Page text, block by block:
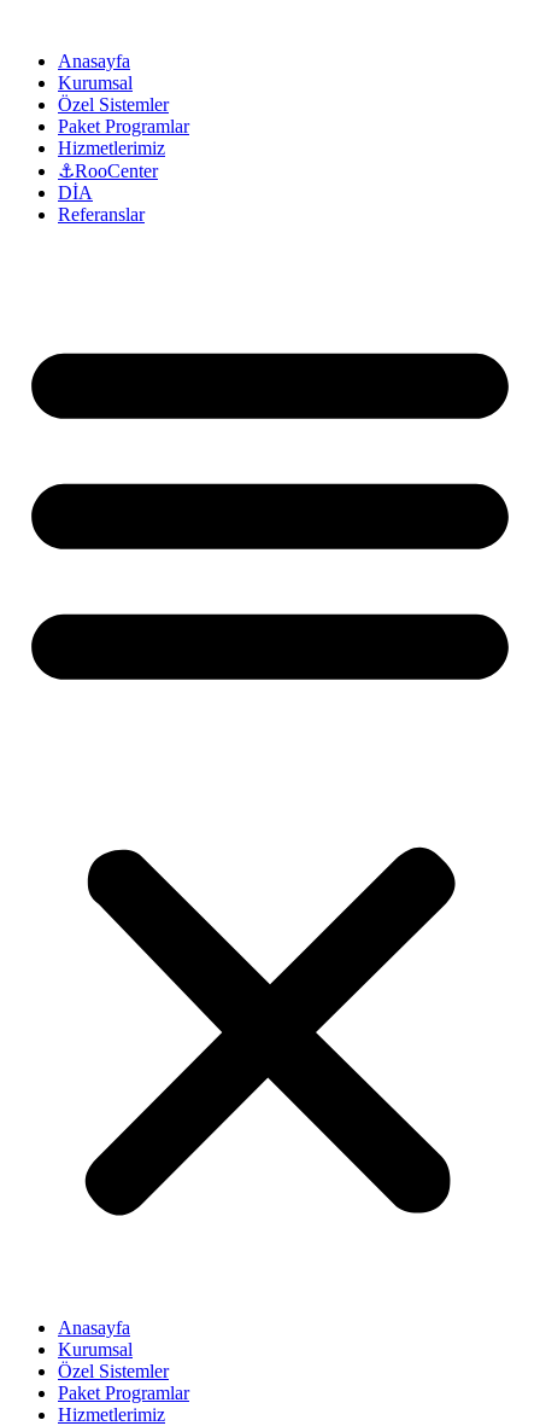
Anasayfa
Kurumsal
Özel Sistemler
Paket Programlar
Hizmetlerimiz
⚓RooCenter
DİA
Referanslar
Anasayfa
Kurumsal
Özel Sistemler
Paket Programlar
Hizmetlerimiz